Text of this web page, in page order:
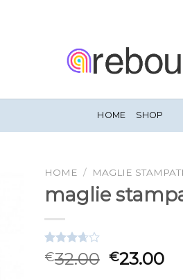
HOME SHOP
HOME / MAGLIE
maglie
Valutato
3.67su
3
€32.00 €23.00